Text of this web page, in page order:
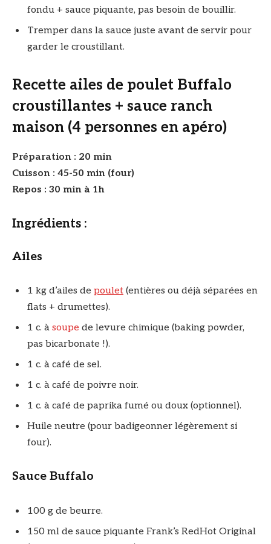
fondu + sauce piquante, pas besoin de bouillir.
Tremper dans la sauce juste avant de servir pour
garder le croustillant.
Recette ailes de poulet Buffalo
croustillantes + sauce ranch
maison (4 personnes en apéro)
Préparation : 20 min
Cuisson : 45-50 min (four)
Repos : 30 min à 1h
Ingrédients :
Ailes
1 kg d’ailes de poulet (entières ou déjà séparées en
flats + drumettes).
1 c. à soupe de levure chimique (baking powder,
pas bicarbonate !).
1 c. à café de sel.
1 c. à café de poivre noir.
1 c. à café de paprika fumé ou doux (optionnel).
Huile neutre (pour badigeonner légèrement si
four).
Sauce Buffalo
100 g de beurre.
150 ml de sauce piquante Frank’s RedHot Original